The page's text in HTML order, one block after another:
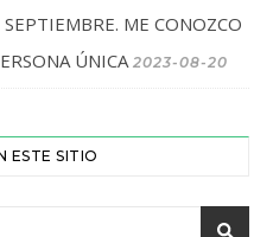
ME CONOZCO
ÚNICA 2023-08-20
ESTE SITIO